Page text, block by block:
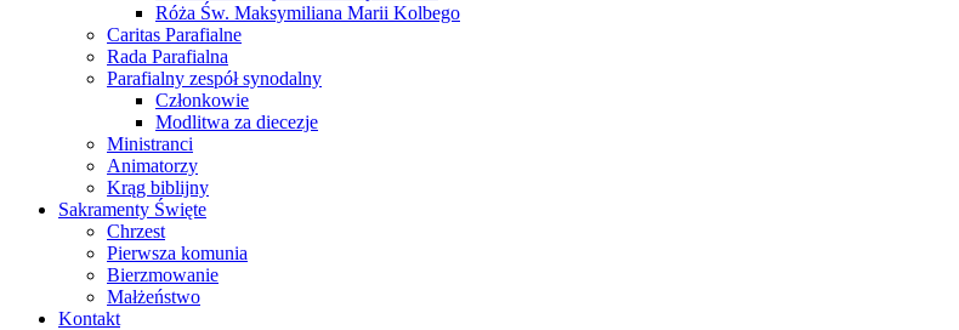
Róża Św. Maksymiliana Marii Kolbego
Caritas Parafialne
Rada Parafialna
Parafialny zespół synodalny
Członkowie
Modlitwa za diecezje
Ministranci
Animatorzy
Krąg biblijny
Sakramenty Święte
Chrzest
Pierwsza komunia
Bierzmowanie
Małżeństwo
Kontakt